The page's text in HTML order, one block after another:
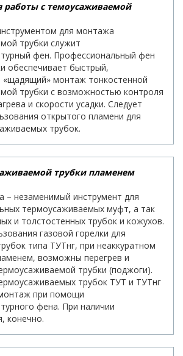
работы с темоусаживаемой
для монтажа
трубки служит
фен. Профессиональный фен
обеспечивает быстрый,
«щадящий» монтаж тонкостенной
трубки с возможностью контроля
и скорости усадки. Следует
открытого пламени для
трубок.
трубки пламенем
– незаменимый инструмент для
термоусаживаемых муфт, а так
и толстостенных трубок и кожухов.
газовой горелки для
типа ТУТнг, при неаккуратном
возможны перегрев и
трубки (поджоги).
трубок ТУТ и ТУТнг
при помощи
фена. При наличии
конечно.